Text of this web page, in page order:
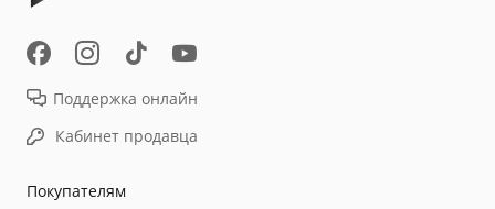
Покупателям
Поддержка онлайн
Кабинет продавца